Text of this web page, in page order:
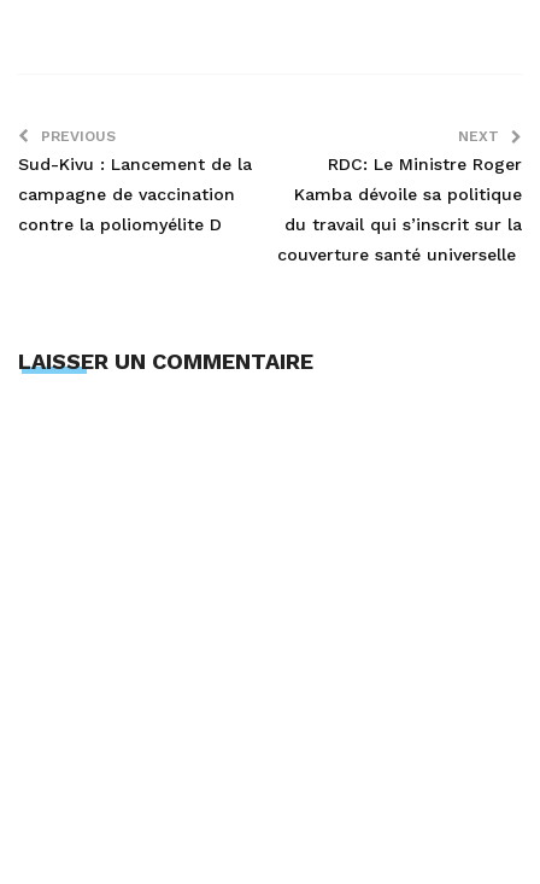
PREVIOUS
Sud-Kivu : Lancement de la
campagne de vaccination
contre la poliomyélite D
NEXT
RDC: Le Ministre Roger
Kamba dévoile sa politique
du travail qui s’inscrit sur la
couverture santé universelle
LAISSER UN COMMENTAIRE